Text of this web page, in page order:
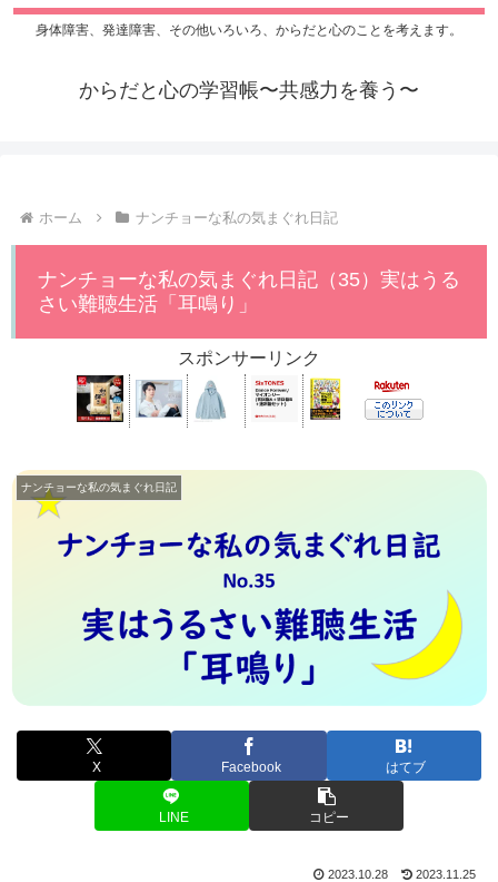
身体障害、発達障害、その他いろいろ、からだと心のことを考えます。
からだと心の学習帳〜共感力を養う〜
ホーム ナンチョーな私の気まぐれ日記
ナンチョーな私の気まぐれ日記（35）実はうる
さい難聴生活「耳鳴り」
スポンサーリンク
ナンチョーな私の気まぐれ日記
X Facebook はてブ
LINE コピー
2023.10.28 2023.11.25